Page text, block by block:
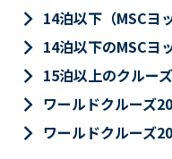
keyboard_arrow_right 14泊以下（MSCヨ
keyboard_arrow_right 14泊以下のMSCヨ
keyboard_arrow_right 15泊以上のクルーズ
keyboard_arrow_right ワールドクルーズ
keyboard_arrow_right ワールドクルーズ